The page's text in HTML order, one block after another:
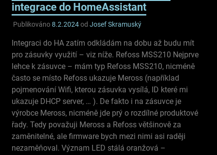
integrace do HomeAssistant
Publikováno8.2.2024od Josef Skramuský
Integraci do HA zatím odkládám na dobu až budu mít
pro zásuvky využití – viz níže. Refoss MSS210 Nejprve
lehce k zásuvce – mám typ Refoss MSS210, nicméně
často se místo Refoss ukazuje Meross (například
pojmenování Wifi, kterou zásuvka vysílá, ID které mi
ukazuje DHCP server, … ). De fakto i na zásuvce je
výrobce Meross, nicméně jde prý o rozdílné produktové
řady. Tedy považuji Meross a Refoss většinově za
zaměnitelné, ale firmware bych mezi nimi asi raději
nezaměňoval. Význam LED stálá oranžová –